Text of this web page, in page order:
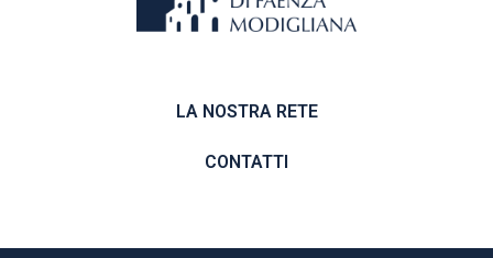
LA NOSTRA RETE
CONTATTI